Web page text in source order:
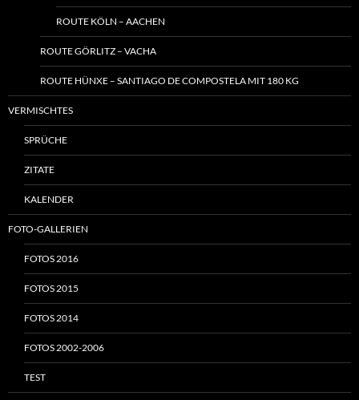
ROUTE KÖLN – AACHEN
ROUTE GÖRLITZ – VACHA
ROUTE HÜNXE – SANTIAGO DE COMPOSTELA MIT 180 KG
VERMISCHTES
SPRÜCHE
ZITATE
KALENDER
FOTO-GALLERIEN
FOTOS 2016
FOTOS 2015
FOTOS 2014
FOTOS 2002-2006
TEST